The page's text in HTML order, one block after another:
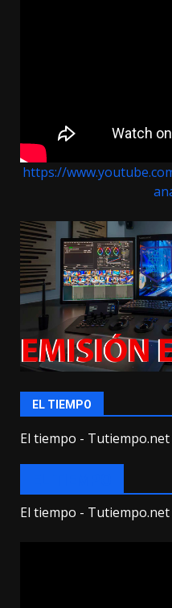
https://
EL TIEMPO
El tiempo - Tutiempo.net
El tiempo - Tutiempo.net